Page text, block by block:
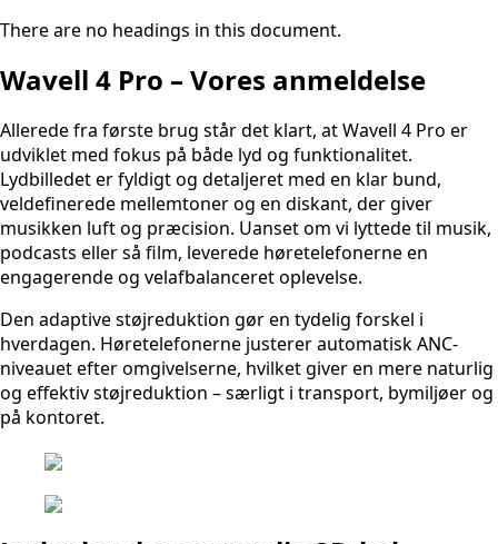
There are no headings in this document.
Wavell 4 Pro – Vores anmeldelse
Allerede fra første brug står det klart, at Wavell 4 Pro er
udviklet med fokus på både lyd og funktionalitet.
Lydbilledet er fyldigt og detaljeret med en klar bund,
veldefinerede mellemtoner og en diskant, der giver
musikken luft og præcision. Uanset om vi lyttede til musik,
podcasts eller så film, leverede høretelefonerne en
engagerende og velafbalanceret oplevelse.
Den adaptive støjreduktion gør en tydelig forskel i
hverdagen. Høretelefonerne justerer automatisk ANC-
niveauet efter omgivelserne, hvilket giver en mere naturlig
og effektiv støjreduktion – særligt i transport, bymiljøer og
på kontoret.